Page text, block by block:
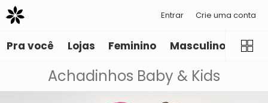
Entrar Crie uma conta
Pra você Lojas Feminino Masculino
Achadinhos Baby & Kids